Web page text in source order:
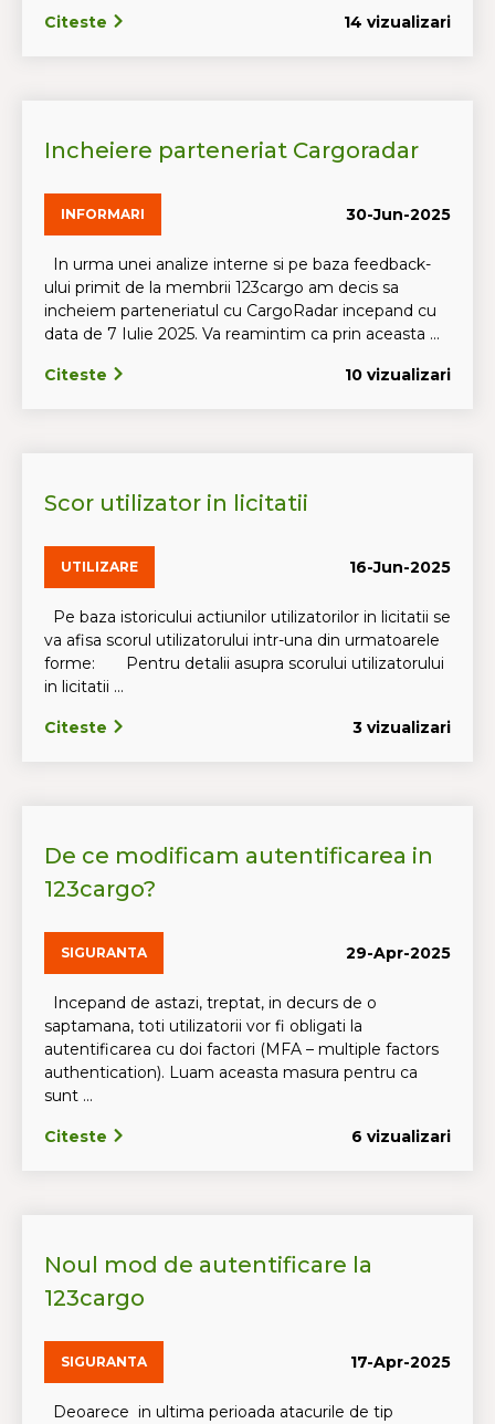
Citeste 14 vizualizari
Incheiere parteneriat Cargoradar
INFORMARI 30-Jun-2025
In urma unei analize interne si pe baza feedback-
ului primit de la membrii 123cargo am decis sa
incheiem parteneriatul cu CargoRadar incepand cu
data de 7 Iulie 2025. Va reamintim ca prin aceasta ...
Citeste 10 vizualizari
Scor utilizator in licitatii
UTILIZARE 16-Jun-2025
Pe baza istoricului actiunilor utilizatorilor in licitatii se
va afisa scorul utilizatorului intr-una din urmatoarele
forme: Pentru detalii asupra scorului utilizatorului
in licitatii ...
Citeste 3 vizualizari
De ce modificam autentificarea in
123cargo?
SIGURANTA 29-Apr-2025
Incepand de astazi, treptat, in decurs de o
saptamana, toti utilizatorii vor fi obligati la
autentificarea cu doi factori (MFA – multiple factors
authentication). Luam aceasta masura pentru ca
sunt ...
Citeste 6 vizualizari
Noul mod de autentificare la
123cargo
SIGURANTA 17-Apr-2025
Deoarece in ultima perioada atacurile de tip